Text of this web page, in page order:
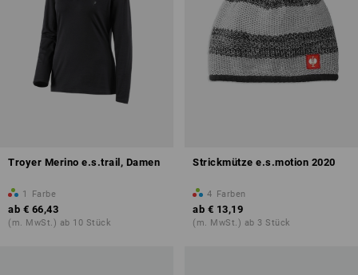
Troyer Merino e.s.trail, Damen
1 Farbe
ab € 66,43
(m. MwSt.) ab 10 Stück
Strickmütze e.s.motion 2020
4 Farben
ab € 13,19
(m. MwSt.) ab 3 Stück